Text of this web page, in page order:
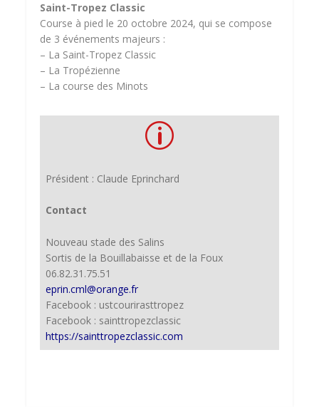
Saint-Tropez Classic
Course à pied le 20 octobre 2024, qui se compose
de 3 événements majeurs :
– La Saint-Tropez Classic
– La Tropézienne
– La course des Minots
p
Président : Claude Eprinchard
Contact
Nouveau stade des Salins
Sortis de la Bouillabaisse et de la Foux
06.82.31.75.51
eprin.cml@orange.fr
Facebook : ustcourirasttropez
Facebook : sainttropezclassic
https://sainttropezclassic.com